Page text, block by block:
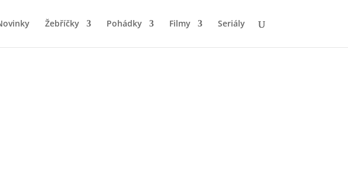
Žebříčky Pohádky Filmy Seriály